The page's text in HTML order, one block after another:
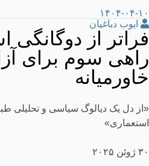
۱۴۰۴-۰۴-۱۰
ایوب دباغیان
فراتر از دوگانگی
راهی سوم برای
خاورمیانه
«از دل یک دیالوگ سیاسی و تحلیلی
استعماری»
٣٠ ژوئن ٢٠٢۵